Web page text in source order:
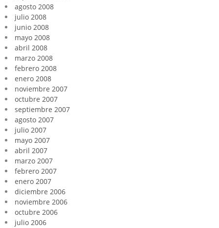
agosto 2008
julio 2008
junio 2008
mayo 2008
abril 2008
marzo 2008
febrero 2008
enero 2008
noviembre 2007
octubre 2007
septiembre 2007
agosto 2007
julio 2007
mayo 2007
abril 2007
marzo 2007
febrero 2007
enero 2007
diciembre 2006
noviembre 2006
octubre 2006
julio 2006